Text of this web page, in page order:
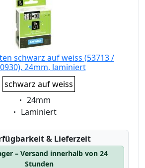
schwarz auf weiss (53713 /
24mm, laminiert
schwarz auf weiss
Eigenschaft:
24mm
Eigenschaft:
Laminiert
& Lieferzeit
– Versand innerhalb von 24
Stunden